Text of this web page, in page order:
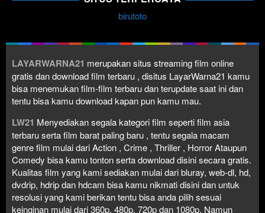
birutoto
LAYARWARNA21 merupakan situs streaming film online
gratis dan download film terbaru , disitus LayarWarna21 kamu
bisa menemukan film-film terbaru dan terupdate saat ini dan
tentu bisa kamu download kapan pun kamu mau.
LW21 Menyediakan segala kategori film seperti film asia
terbaru serta film barat paling baru , tentu segala macam
genre film mulai dari Action , Crime , Thriller , Horror Ataupun
Comedy bisa kamu tonton serta download disini secara gratis.
Kualitas film yang kami sediakan mulai dari bluray, web-dl, hd,
dvdrip, hdrip dan hdcam bisa kamu nikmati disini dan untuk
resolusi yang kami berikan tentu bisa anda pilih sesuai
keinginan mulai dari 360p, 480p, 720p dan 1080p. Namun